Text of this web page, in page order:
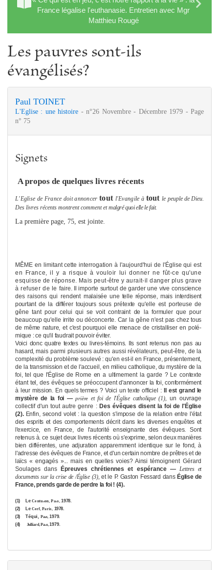
France légalise l'euthanasie. Entretien avec Mgr
Matthieu Rougé
Les pauvres sont-ils
évangélisés?
Paul TOINET
L'Eglise : une histoire - n°26 Novembre - Décembre 1979 - Page
n° 75
Signets
A propos de quelques livres récents
L'Eglise de France doit annoncertout l'Evangile à toutle peuple de Dieu.
Des livres récents montrent comment etmalgré quoi elle le fait.
La première page, 75, est jointe.
MÊME en limitant cette interrogation à l'aujourd'hui de l'Église qui est
en France, il y a risque à vouloir lui donner ne fût-ce qu'une
esquisse de réponse. Mais peut-être y aurait-il danger plus grave
à refuser de le faire. Il importe surtout de garder une vive conscience
des raisons qui rendent malaisée une telle réponse, mais interdisent
pourtant de la différer toujours sous prétexte qu'elle est porteuse de
gêne tant pour celui qui se voit contraint de la formuler que pour
beaucoup qu'elle irrite ou déconcerte. Car la gêne n'est paschez tous
de même nature, et c'est pourquoi elle menace de cristalliser en polé­
mique : ce qu'il faudrait pouvoir éviter.
Voici donc quatre textes ou livres-témoins. Ils sont retenus non pas au
hasard,mais parmi plusieurs autres aussi révélateurs, peut-être, de la
complexité duproblème soulevé : qu'en est-il en France, présentement,
de la transmission et de l'accueil, en milieu catholique, du mystère de la
foi, tel que l'Église de Rome en a ultimement la garde ? Le contexte
étant tel, des évêques se préoccupentd'annoncer la foi, conformément
à leur mission. En quels termes ? Voici un texteofficiel : Il est grand le
mystère de la foi —prière et foi de l'Église catholique(1),un ouvrage
collectif d'un tout autre genre : Des évêques disent la foi del'Église
(2). Enfin, second volet : la question s'impose de la relation entre l'état
des esprits et des comportements décrit dans les diverses enquêtes et
l'exercice, en France, de l'autorité enseignante des évêques. Sont
retenus à. ce sujet deuxlivres récents où s'exprime , selon deux manières
bien différentes, une adjurationapparemment identique sur le fond, à
l'adresse des évêques de France, et d'uncertain nombre de prêtres et de
laïcs « engagés »... mais en quelles voies? Ainsitémoignent Gérard
Soulages dansÉpreuves chrétiennes et espérance — Lettres et
documents sur la crise de /Église (3),et le P. Gaston Fessard dansÉglise de
France, prends garde de perdre la foi ! (4).
(1) Le Centurion, Paris,1978.
(2)
Le Cerf, Paris, 1978.
(3)
Téqui, Paris, 1979.
(4)
Julliard, Paris,1979.